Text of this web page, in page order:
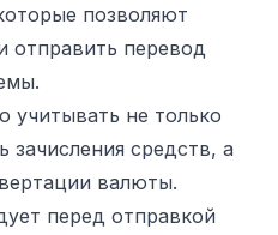
позволяют
отправить перевод
не только
средств, а
валюты.
перед отправкой